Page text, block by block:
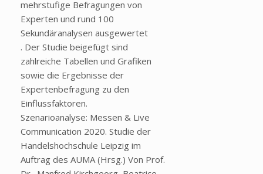
mehrstufige Befragungen von
Experten und rund 100
Sekundäranalysen ausgewertet
. Der Studie beigefügt sind
zahlreiche Tabellen und Grafiken
sowie die Ergebnisse der
Expertenbefragung zu den
Einflussfaktoren.
Szenarioanalyse: Messen & Live
Communication 2020. Studie der
Handelshochschule Leipzig im
Auftrag des AUMA (Hrsg.) Von Prof.